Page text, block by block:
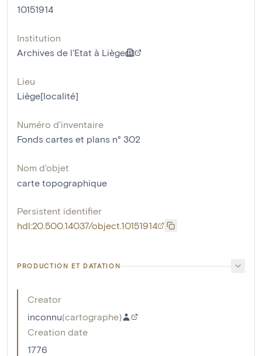
10151914
Institution
Archives de l'Etat à Liège
Lieu
Liège[localité]
Numéro d'inventaire
Fonds cartes et plans n° 302
Nom d'objet
carte topographique
Persistent identifier
hdl:20.500.14037/object.10151914
PRODUCTION ET DATATION
Creator
inconnu(cartographe)
Creation date
1776